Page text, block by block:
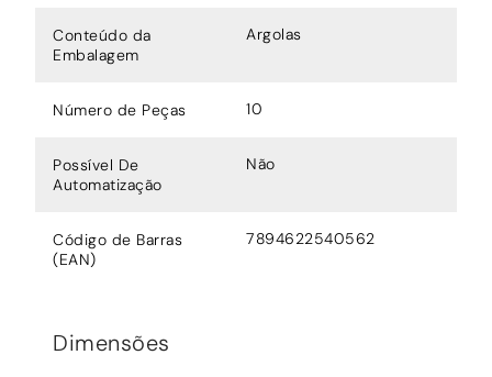
Conteúdo da
Embalagem
Argolas
Número de Peças 10
Possível De
Automatização
Não
Código de Barras
(EAN)
7894622540562
Dimensões